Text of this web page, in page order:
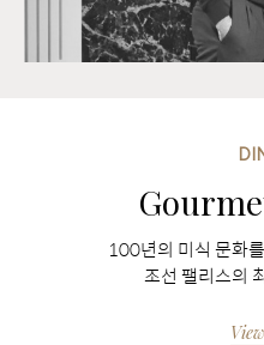
100년의 미식 문화
조선 팰리스의